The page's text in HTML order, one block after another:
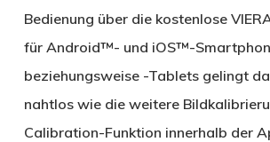
Bedienung über die kostenlose
für Android™- und iOS™-
beziehungsweise -Tablets gelingt
nahtlos wie die weitere
Calibration-Funktion innerhalb der